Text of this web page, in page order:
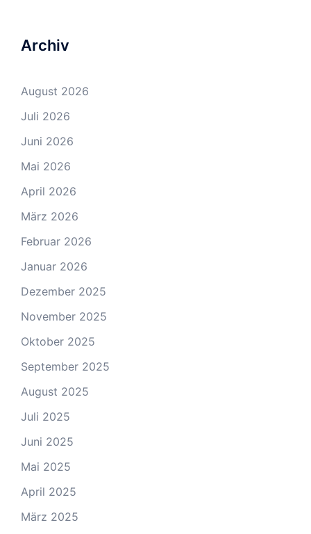
Archiv
August 2026
Juli 2026
Juni 2026
Mai 2026
April 2026
März 2026
Februar 2026
Januar 2026
Dezember 2025
November 2025
Oktober 2025
September 2025
August 2025
Juli 2025
Juni 2025
Mai 2025
April 2025
März 2025